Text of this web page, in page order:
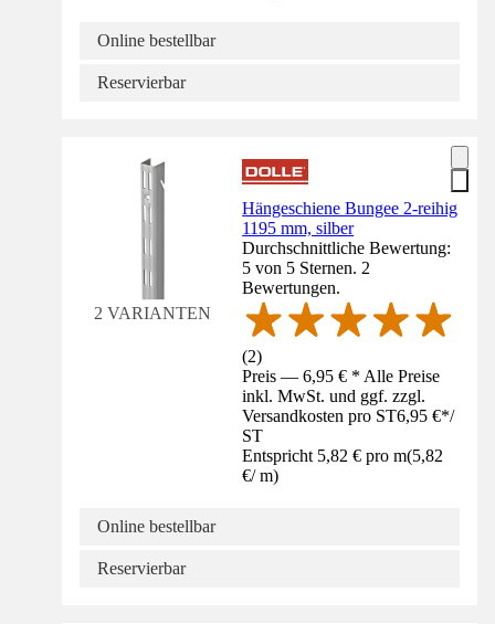
Online bestellbar
Reservierbar
2 VARIANTEN
Hängeschiene Bungee 2-reihig
1195 mm, silber
Durchschnittliche Bewertung:
5 von 5 Sternen. 2
Bewertungen.
(2)
Preis — 6,95 € * Alle Preise
inkl. MwSt. und ggf. zzgl.
Versandkosten pro ST6,95 €*/
ST
Entspricht 5,82 € pro m(5,82
€/ m)
Online bestellbar
Reservierbar